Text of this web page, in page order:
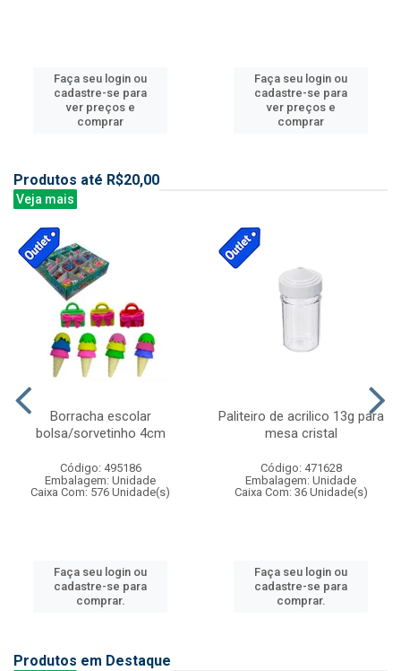
Faça seu login ou
cadastre-se para
ver preços e
comprar
Faça seu login ou
cadastre-se para
ver preços e
comprar
Produtos até R$20,00
Veja mais
Borracha escolar
bolsa/sorvetinho 4cm
Código: 495186
Embalagem: Unidade
Caixa Com: 576 Unidade(s)
Faça seu login ou
cadastre-se para
comprar.
Paliteiro de acrilico 13g para
mesa cristal
Código: 471628
Embalagem: Unidade
Caixa Com: 36 Unidade(s)
Faça seu login ou
cadastre-se para
comprar.
Produtos em Destaque